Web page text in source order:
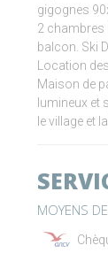
gigognes
2 chambres
balcon. Ski
Location
Maison de
lumineux et
le village et
MOYENS